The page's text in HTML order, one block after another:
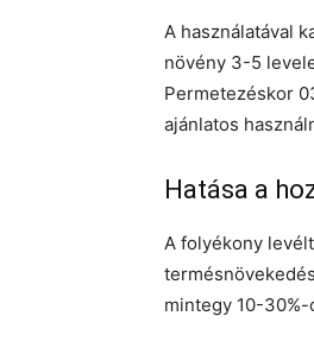
A használatával
növény 3-5
Permetezéskor
ajánlatos
Hatása a
A folyékony
mintegy 10-30%-